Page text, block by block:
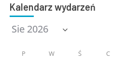
Kalendarz wydarzeń
P W Ś C